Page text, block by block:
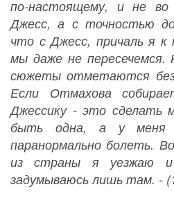
по-настоящему, и не во
Джесс, а с точностью
что с Джесс, причаль я к
мы даже не пересечемся.
сюжеты отметаются без
Если Отмахова
Джессику - это сделать
быть одна, а у меня
паранормально болеть.
из страны я уезжаю
задумываюсь лишь там. -